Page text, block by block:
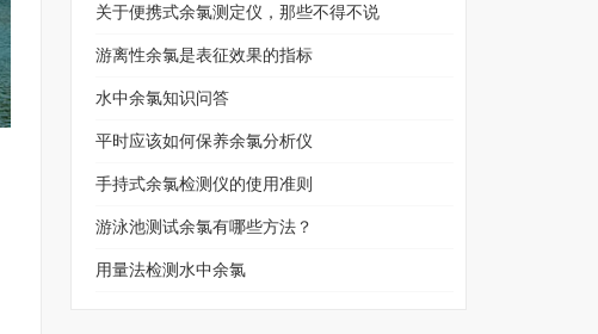
关于便携式余氯测定仪，那些不得不说
游离性余氯是表征效果的指标
水中余氯知识问答
平时应该如何保养余氯分析仪
手持式余氯检测仪的使用准则
游泳池测试余氯有哪些方法？
用量法检测水中余氯